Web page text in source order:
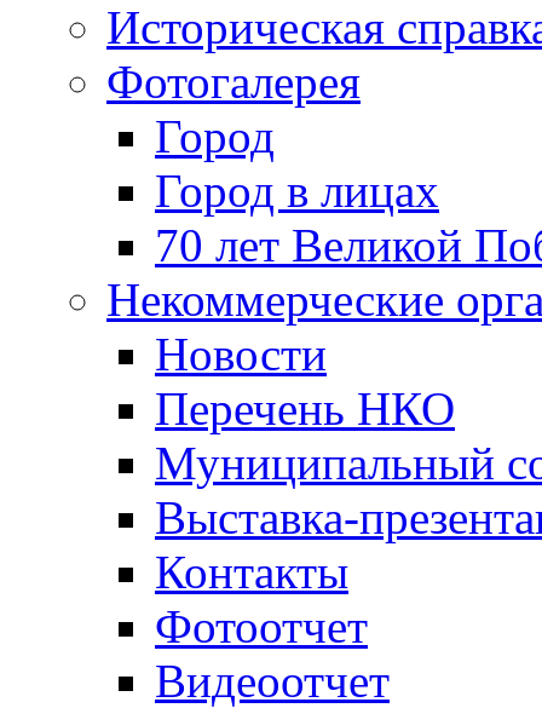
Историческая
Фотогалерея
Город
Город в лицах
70 лет Великой
Некоммерческие
Новости
Перечень НКО
Муниципальный
Выставка-
Контакты
Фотоотчет
Видеоотчет